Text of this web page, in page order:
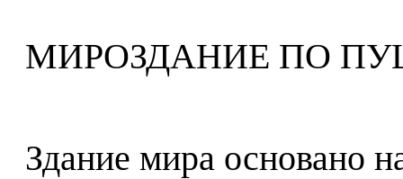
МИРОЗДАНИЕ ПО
Здание мира основано